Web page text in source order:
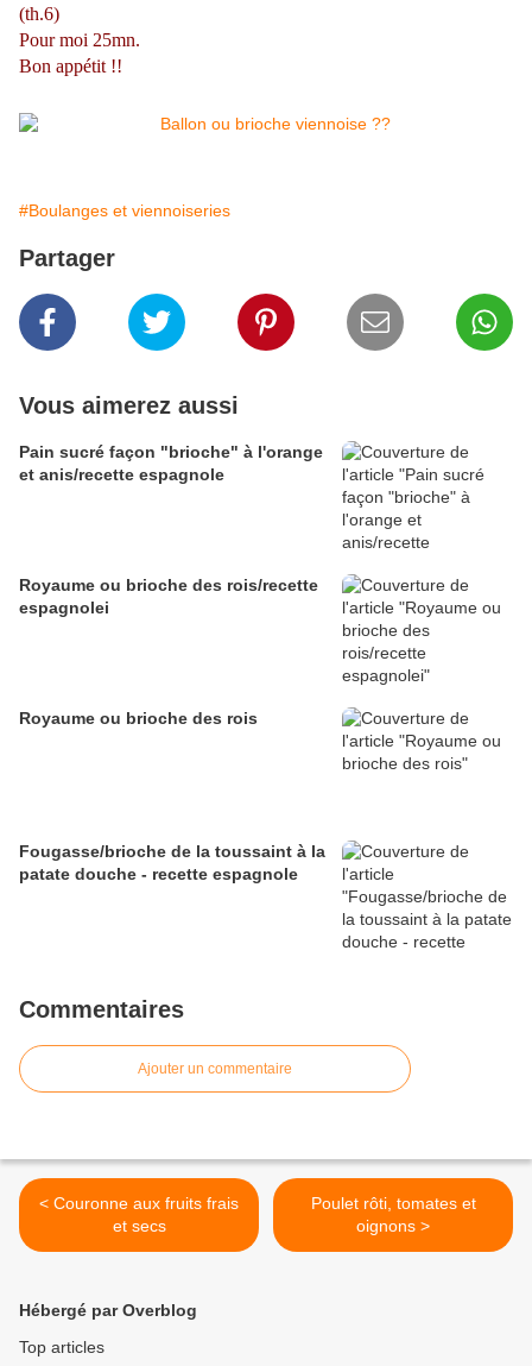
(th.6)
Pour moi 25mn.
Bon appétit !!
#Boulanges et viennoiseries
Partager
Vous aimerez aussi
Pain sucré façon "brioche" à l'orange
et anis/recette espagnole
Royaume ou brioche des rois/recette
espagnolei
Royaume ou brioche des rois
Fougasse/brioche de la toussaint à la
patate douche - recette espagnole
Commentaires
Ajouter un commentaire
< Couronne aux fruits frais
et secs
Poulet rôti, tomates et
oignons >
Hébergé par Overblog
Top articles